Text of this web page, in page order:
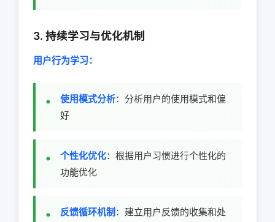
3. 持续学习与优化机制
用户行为学习：
使用模式分析：分析用户的使用模式和偏
好
个性化优化：根据用户习惯进行个性化的
功能优化
反馈循环机制 ：建立用户反馈的收集和处